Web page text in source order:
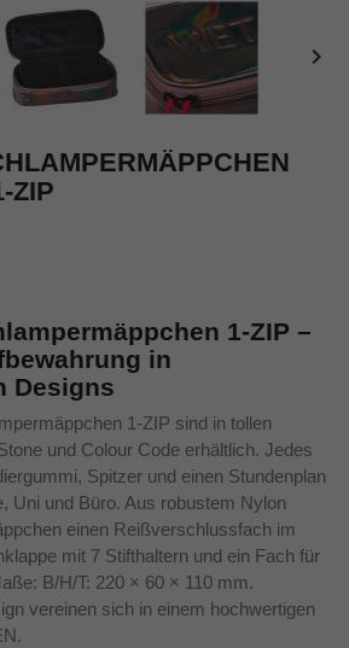

ZIP
1-ZIP –
in
Designs
1-ZIP sind in tollen
und Colour Code erhältlich. Jedes
Spitzer und einen Stundenplan
Uni und Büro. Aus robustem Nylon
einen Reißverschlussfach im
mit 7 Stifthaltern und ein Fach für
B/H/T: 220 × 60 × 110 mm.
vereinen sich in einem hochwertigen